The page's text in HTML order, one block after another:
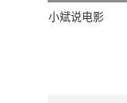
小斌说电影